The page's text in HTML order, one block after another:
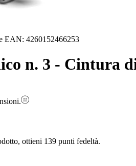
EAN: 4260152466253
n. 3 - Cintura
ottieni 139 punti fedeltà.